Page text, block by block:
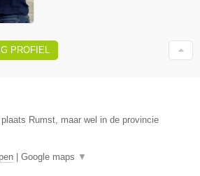
PROFIEL
Rumst, maar wel in de provincie
| Google maps ▼